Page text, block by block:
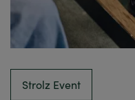
Strolz Event